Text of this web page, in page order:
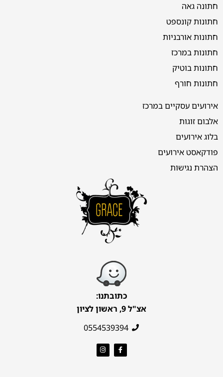
חתונה גאה
חתונות קונספט
חתונות אורבניות
חתונות במרכז
חתונות בוטיק
חתונות חורף
אירועים עסקיים במרכז
אלבום זוגות
בלוג אירועים
פודקאסט אירועים
הצהרת נגישות
כתובתנו:
אצ"ל 9, ראשון לציון
0554539394